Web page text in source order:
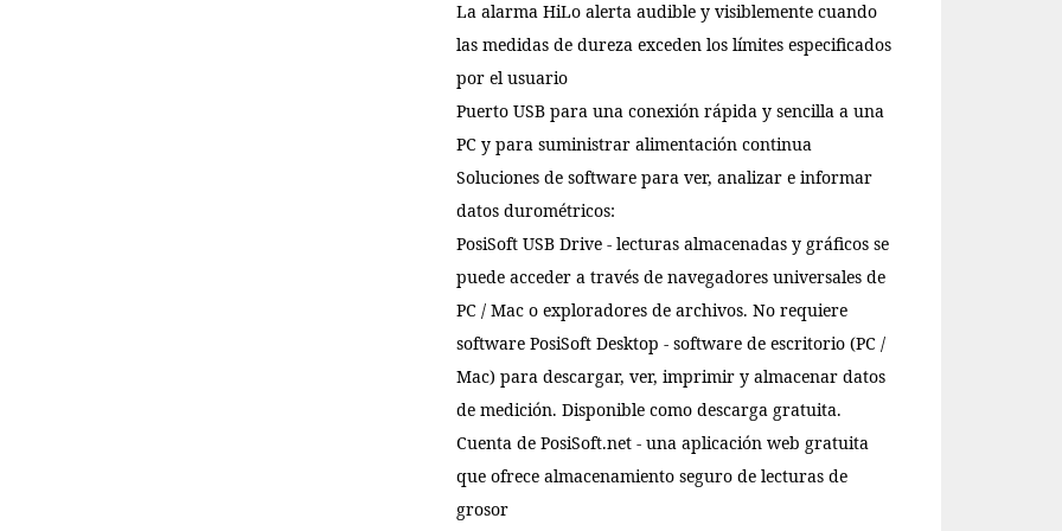
La alarma HiLo alerta audible y visiblemente cuando
las medidas de dureza exceden los límites especificados
por el usuario
Puerto USB para una conexión rápida y sencilla a una
PC y para suministrar alimentación continua
Soluciones de software para ver, analizar e informar
datos durométricos:
PosiSoft USB Drive - lecturas almacenadas y gráficos se
puede acceder a través de navegadores universales de
PC / Mac o exploradores de archivos. No requiere
software PosiSoft Desktop - software de escritorio (PC /
Mac) para descargar, ver, imprimir y almacenar datos
de medición. Disponible como descarga gratuita.
Cuenta de PosiSoft.net - una aplicación web gratuita
que ofrece almacenamiento seguro de lecturas de
grosor